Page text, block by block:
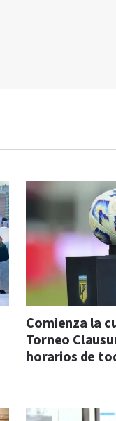
Comienza la
Torneo
horarios de